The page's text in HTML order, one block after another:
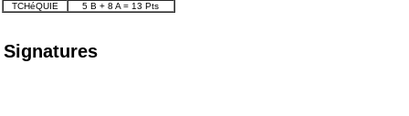
TCHéQUIE
5 B + 8 A = 13 Pts
Signatures